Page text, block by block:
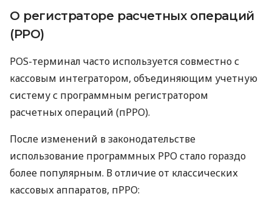
О регистраторе расчетных операций
(РРО)
POS-терминал часто используется совместно с
кассовым интегратором, объединяющим учетную
систему с программным регистратором
расчетных операций (пРРО).
После изменений в законодательстве
использование программных РРО стало гораздо
более популярным. В отличие от классических
кассовых аппаратов, пРРО: